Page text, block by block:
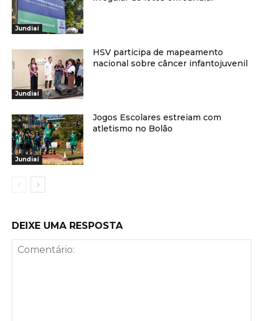
Jundiaí
Jundiaí
HSV participa de mapeamento
nacional sobre câncer infantojuvenil
Jundiaí
Jogos Escolares estreiam com
atletismo no Bolão
DEIXE UMA RESPOSTA